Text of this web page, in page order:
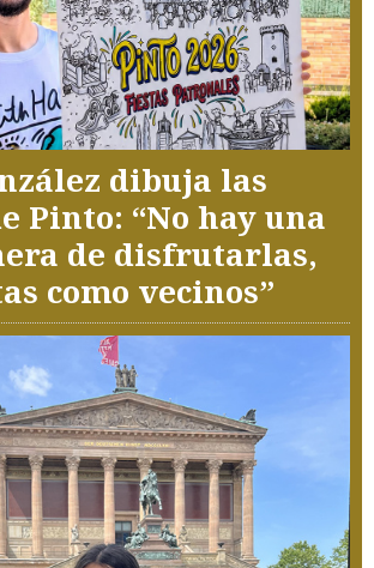
dibuja las
Pinto: “No hay una
de disfrutarlas,
como vecinos”